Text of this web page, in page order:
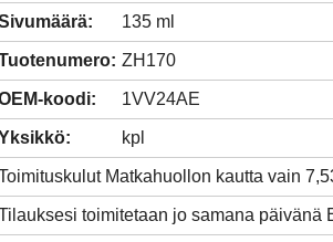
135 ml
ZH170
koodi: 1VV24AE
kpl
Matkahuollon kautta vain
toimitetaan jo samana päivänä